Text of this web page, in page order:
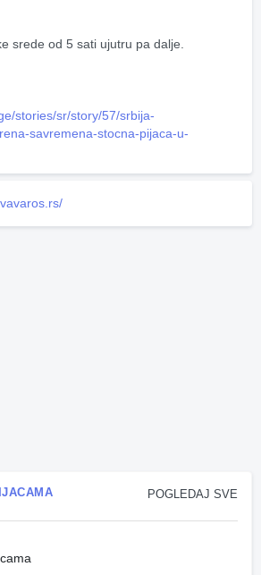
srede od 5 sati ujutru pa dalje.
stories/sr/story/57/srbija-
savremena-stocna-pijaca-u-
POGLEDAJ SVE